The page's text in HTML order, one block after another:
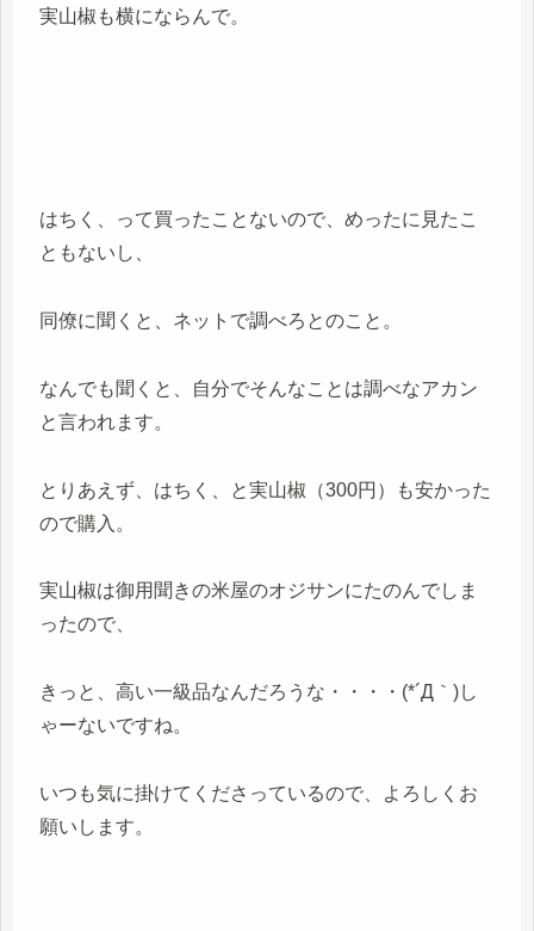
実山椒も横にならんで。
はちく、って買ったことないので、めったに見たこ
ともないし、
同僚に聞くと、ネットで調べろとのこと。
なんでも聞くと、自分でそんなことは調べなアカン
と言われます。
とりあえず、はちく、と実山椒（300円）も安かった
ので購入。
実山椒は御用聞きの米屋のオジサンにたのんでしま
ったので、
きっと、高い一級品なんだろうな・・・・(*´Д｀)し
ゃーないですね。
いつも気に掛けてくださっているので、よろしくお
願いします。